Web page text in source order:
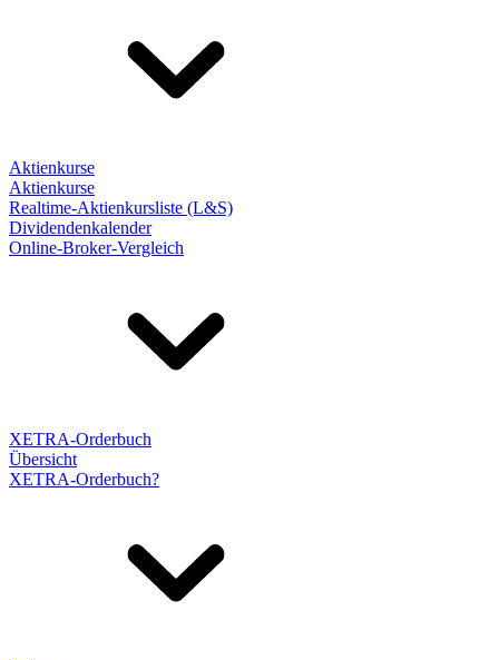
Aktienkurse
Aktienkurse
Realtime-Aktienkursliste (L&S)
Dividendenkalender
Online-Broker-Vergleich
XETRA-Orderbuch
Übersicht
XETRA-Orderbuch?